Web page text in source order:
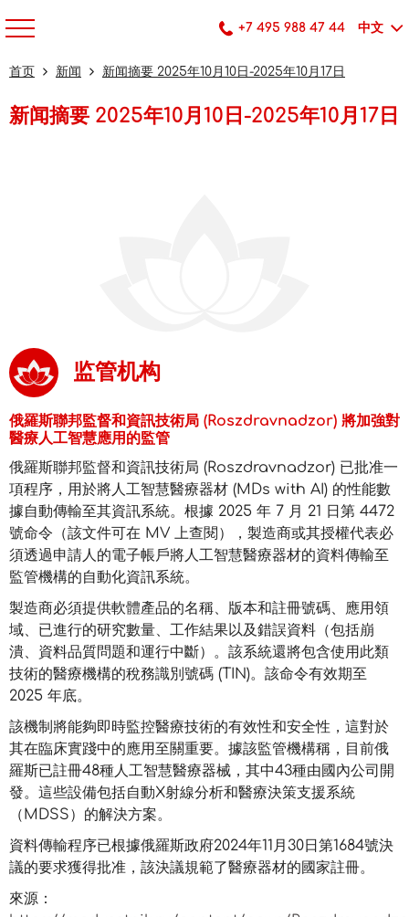
+7 495 988 47 44 中文
首页 新闻 新闻摘要 2025年10月10日-2025年10月17日
新闻摘要 2025年10月10日-2025年10月17日
监管机构
俄羅斯聯邦監督和資訊技術局 (Roszdravnadzor) 將加強對
醫療人工智慧應用的監管
俄羅斯聯邦監督和資訊技術局 (Roszdravnadzor) 已批准一
項程序，用於將人工智慧醫療器材 (MDs with AI) 的性能數
據自動傳輸至其資訊系統。根據 2025 年 7 月 21 日第 4472
號命令（該文件可在 MV 上查閱），製造商或其授權代表必
須透過申請人的電子帳戶將人工智慧醫療器材的資料傳輸至
監管機構的自動化資訊系統。
製造商必須提供軟體產品的名稱、版本和註冊號碼、應用領
域、已進行的研究數量、工作結果以及錯誤資料（包括崩
潰、資料品質問題和運行中斷）。該系統還將包含使用此類
技術的醫療機構的稅務識別號碼 (TIN)。該命令有效期至
2025 年底。
該機制將能夠即時監控醫療技術的有效性和安全性，這對於
其在臨床實踐中的應用至關重要。據該監管機構稱，目前俄
羅斯已註冊48種人工智慧醫療器械，其中43種由國內公司開
發。這些設備包括自動X射線分析和醫療決策支援系統
（MDSS）的解決方案。
資料傳輸程序已根據俄羅斯政府2024年11月30日第1684號決
議的要求獲得批准，該決議規範了醫療器材的國家註冊。
來源：